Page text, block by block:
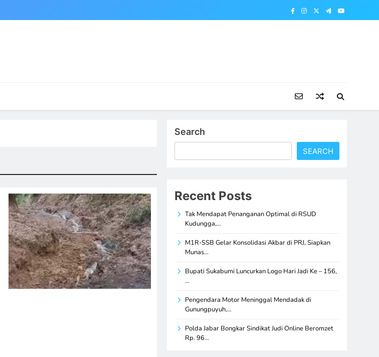
Search
SEARCH
Recent Posts
Tak Mendapat Penanganan Optimal di RSUD
Kudungga,…
M1R-SSB Gelar Konsolidasi Akbar di PRJ, Siapkan
Munas…
Bupati Sukabumi Luncurkan Logo Hari Jadi Ke – 156,
…
Pengendara Motor Meninggal Mendadak di
Gunungpuyuh,…
Polda Jabar Bongkar Sindikat Judi Online Beromzet
Rp. 96…